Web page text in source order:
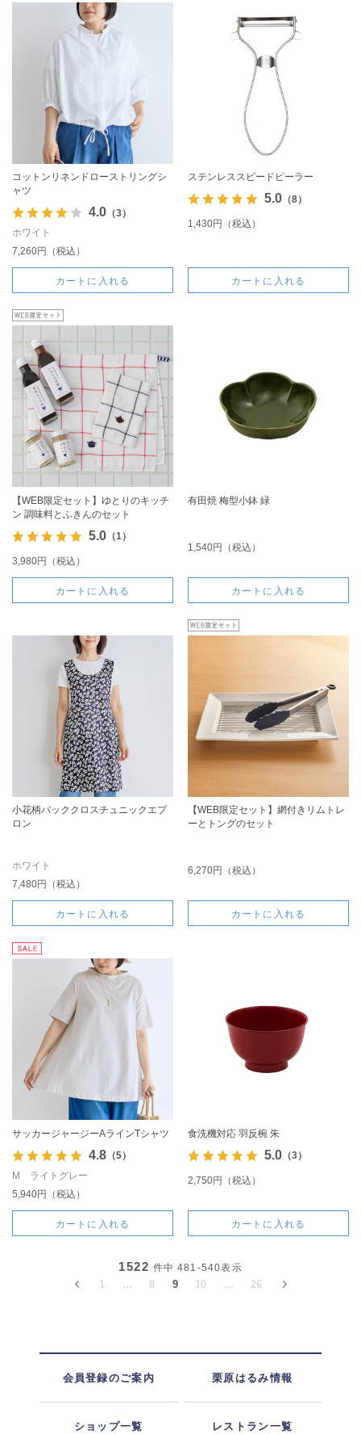
コットンリネンドローストリングシ
ャツ
4.0（3）
ホワイト
7,260円（税込）
カートに入れる
ステンレススピードピーラー
5.0（8）
1,430円（税込）
カートに入れる
【WEB限定セット】ゆとりのキッチ
ン 調味料とふきんのセット
5.0（1）
3,980円（税込）
カートに入れる
有田焼 梅型小鉢 緑
1,540円（税込）
カートに入れる
小花柄バッククロスチュニックエプ
ロン
ホワイト
7,480円（税込）
カートに入れる
【WEB限定セット】網付きリムトレ
ーとトングのセット
6,270円（税込）
カートに入れる
サッカージャージーAラインTシャツ
4.8（5）
M ライトグレー
5,940円（税込）
カートに入れる
食洗機対応 羽反椀 朱
5.0（3）
2,750円（税込）
カートに入れる
1522 件中 481-540表示
1 ... 8 9 10 ... 26
会員登録のご案内 栗原はるみ情報
ショップ一覧 レストラン一覧